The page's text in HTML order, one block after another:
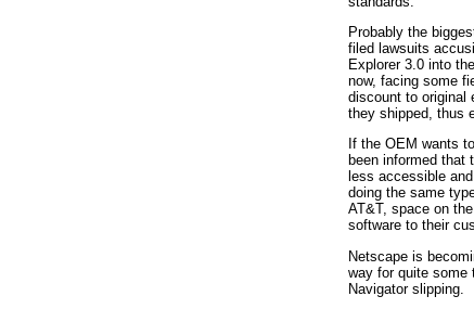
Probably the
filed lawsuits
Explorer 3.0 into
now, facing some
discount to original
they shipped, thus
If the OEM wants
been informed that
less accessible
doing the same
AT&T, space on
software to their
Netscape is
way for quite some
Navigator slipping.